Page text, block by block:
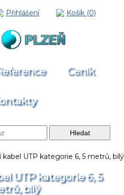
Přihlášení Košík (0)
Ceník
UTP kategorie 6, 5
bílý